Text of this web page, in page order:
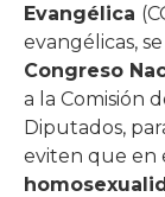
Evangélica
evangélicas,
Congreso
a la Comisión
Diputados,
eviten que en